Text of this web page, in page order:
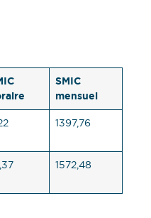
SMIC
mensuel
1397,76
1572,48